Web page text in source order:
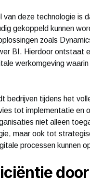
van deze technologie is
gekoppeld kunnen
zoals
BI. Hierdoor ontstaat
werkomgeving
bedrijven tijdens het
tot implementatie en
niet alleen
maar ook tot
processen kunnen
door